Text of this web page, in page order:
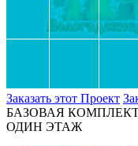
Заказать этот Проект
БАЗОВАЯ
ОДИН ЭТАЖ